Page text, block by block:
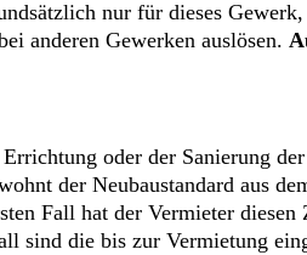
nur für dieses
anderen Gewerken auslösen.
oder der Sanierung
der Neubaustandard aus
Fall hat der Vermieter
sind die bis zur Vermietung